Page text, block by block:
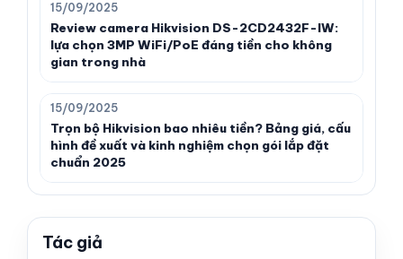
15/09/2025
Review camera Hikvision DS-2CD2432F-IW:
lựa chọn 3MP WiFi/PoE đáng tiền cho không
gian trong nhà
15/09/2025
Trọn bộ Hikvision bao nhiêu tiền? Bảng giá, cấu
hình đề xuất và kinh nghiệm chọn gói lắp đặt
chuẩn 2025
Tác giả